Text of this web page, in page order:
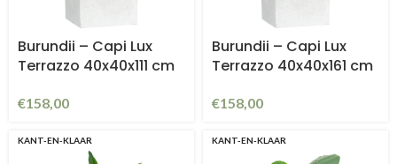
Burundii – Capi Lux
Terrazzo 40x40x111 cm
€158,00
Burundii – Capi Lux
Terrazzo 40x40x161 cm
€158,00
KANT-EN-KLAAR KANT-EN-KLAAR